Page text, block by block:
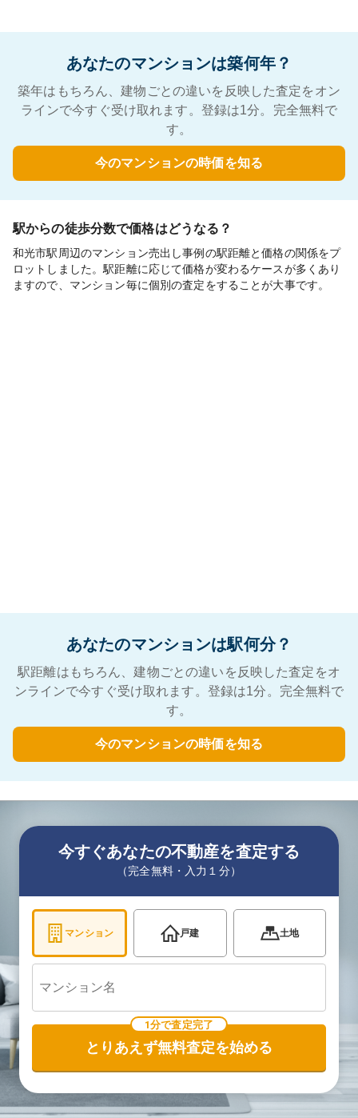
あなたのマンションは築何年？
築年はもちろん、建物ごとの違いを反映した査定をオン
ラインで今すぐ受け取れます。登録は1分。完全無料で
す。
今のマンションの時価を知る
駅からの徒歩分数で価格はどうなる？
和光市駅周辺のマンション売出し事例の駅距離と価格の関係をプ
ロットしました。駅距離に応じて価格が変わるケースが多くあり
ますので、マンション毎に個別の査定をすることが大事です。
あなたのマンションは駅何分？
駅距離はもちろん、建物ごとの違いを反映した査定をオ
ンラインで今すぐ受け取れます。登録は1分。完全無料で
す。
今のマンションの時価を知る
今すぐあなたの不動産を査定する
（完全無料・入力１分）
マンション 戸建 土地
1分で査定完了
とりあえず無料査定を始める